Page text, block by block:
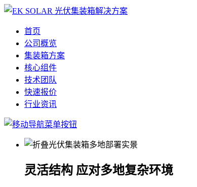
首页
公司概览
集装箱方案
核心组件
技术团队
快速报价
行业资讯
灵活结构 应对多地复杂环境